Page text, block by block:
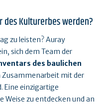
des Kulturerbes werden?
zu leisten? Auray
sich dem Team der
des baulichen
Zusammenarbeit mit der
Eine einzigartige
Weise zu entdecken und an